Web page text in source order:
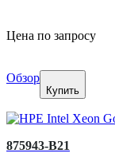
Цена по запросу
Обзор
Купить
875943-B21